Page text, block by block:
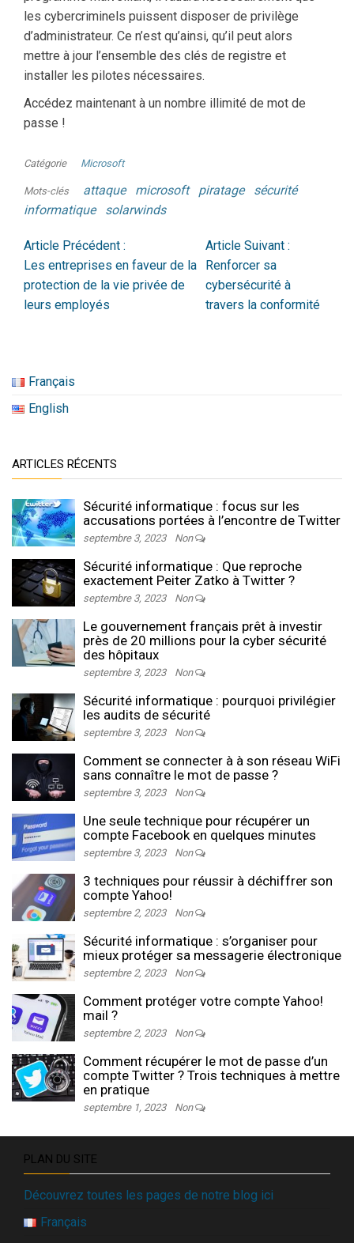
les cybercriminels puissent disposer de privilège
d’administrateur. Ce n’est qu’ainsi, qu’il peut alors
mettre à jour l’ensemble des clés de registre et
installer les pilotes nécessaires.
Accédez maintenant à un nombre illimité de mot de
passe !
Catégorie Microsoft
Mots-clés attaque microsoft piratage
sécurité
informatique
solarwinds
Article Précédent :
Les entreprises en faveur de la
protection de la vie privée de
leurs employés
Article Suivant :
Renforcer sa
cybersécurité à
travers la conformité
Français
English
ARTICLES RÉCENTS
Sécurité informatique : focus sur les
accusations portées à l’encontre de Twitter
septembre 3, 2023 Non
Sécurité informatique : Que reproche
exactement Peiter Zatko à Twitter ?
septembre 3, 2023 Non
Le gouvernement français prêt à investir
près de 20 millions pour la cyber sécurité
des hôpitaux
septembre 3, 2023 Non
Sécurité informatique : pourquoi privilégier
les audits de sécurité
septembre 3, 2023 Non
Comment se connecter à à son réseau WiFi
sans connaître le mot de passe ?
septembre 3, 2023 Non
Une seule technique pour récupérer un
compte Facebook en quelques minutes
septembre 3, 2023 Non
3 techniques pour réussir à déchiffrer son
compte Yahoo!
septembre 2, 2023 Non
Sécurité informatique : s’organiser pour
mieux protéger sa messagerie électronique
septembre 2, 2023 Non
Comment protéger votre compte Yahoo!
mail ?
septembre 2, 2023 Non
Comment récupérer le mot de passe d’un
compte Twitter ? Trois techniques à mettre
en pratique
septembre 1, 2023 Non
PLAN DU SITE
Découvrez toutes les pages de notre blog ici
Français